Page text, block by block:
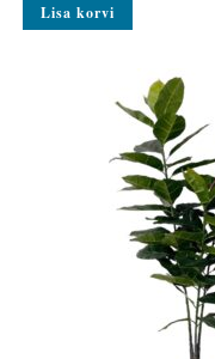
Lisa korvi